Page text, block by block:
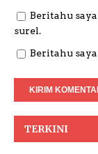
Beritahu
surel.
Beritahu
TERKINI